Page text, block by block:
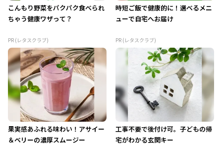
こんもり野菜をパクパク食べられ
ちゃう健康ワザって？
PR (レタスクラブ)
時短ご飯で健康的に！選べるメニ
ューで自宅へお届け
PR (レタスクラブ)
果実感あふれる味わい！アサイー
＆ベリーの濃厚スムージー
工事不要で後付け可。子どもの帰
宅がわかる玄関キー